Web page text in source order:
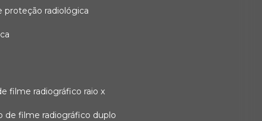
proteção radiológica
filme radiográfico raio x
de filme radiográfico duplo